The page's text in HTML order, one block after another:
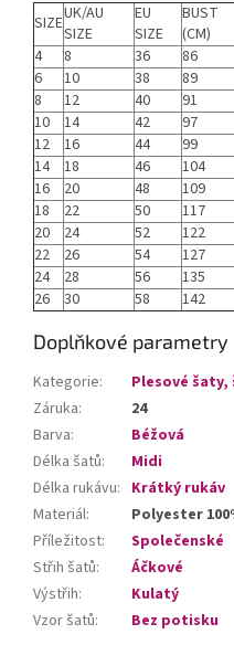
SIZEUK/AU
SIZE
EU
SIZE
BUST
(CM)
4
8 36 86
6
10 38 89
8
12 40 91
10
14 42 97
12
16 44 99
14
18 46 104
16
20 48 109
18
22 50 117
20
24 52 122
22
26 54 127
24
28 56 135
26
30 58 142
Doplňkové parametry
Kategorie:
Plesové šaty,
Záruka:
24
Barva:
Béžová
Délka šatů:
Midi
Délka rukávu: Krátký rukáv
Materiál:
Polyester
Příležitost:
Společenské
Střih šatů:
Áčkové
Výstřih:
Kulatý
Vzor šatů: Bez potisku